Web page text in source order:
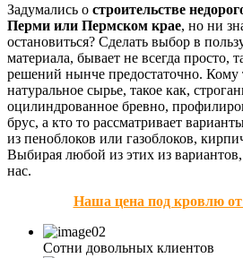
Задумались о строительстве
Перми или Пермском крае, но ни
остановиться? Сделать выбор в
материала, бывает не всегда просто,
решений нынче предостаточно.
натуральное сырье, такое как,
оцилиндрованное бревно,
брус, а кто то рассматривает
из пеноблоков или газоблоков,
Выбирая любой из этих из
нас.
Наша цена под кровлю от
Сотни довольных клиентов